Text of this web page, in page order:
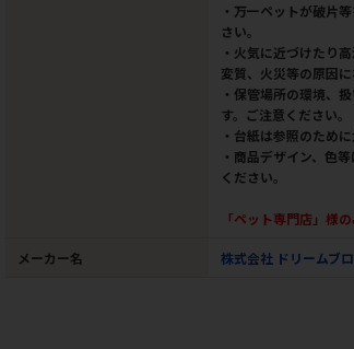
・万一ペットが破片
さい。
・火気に近づけたり
変質、火災等の原因に
・保管場所の環境、
す。ご注意ください。
・台紙は参照のため
・商品デザイン、色
ください。
「ペット専門店」様
メーカー名 株式会社 ドリームブ